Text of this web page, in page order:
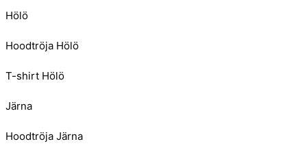
Hölö
Hoodtröja Hölö
T-shirt Hölö
Järna
Hoodtröja Järna